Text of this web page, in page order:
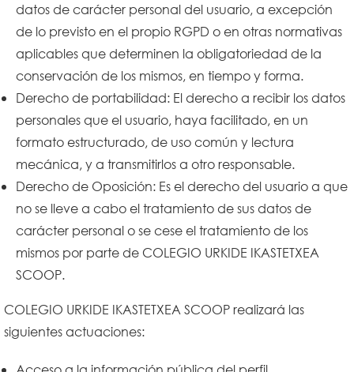
datos de carácter personal del usuario, a excepción
de lo previsto en el propio RGPD o en otras normativas
aplicables que determinen la obligatoriedad de la
conservación de los mismos, en tiempo y forma.
Derecho de portabilidad: El derecho a recibir los datos
personales que el usuario, haya facilitado, en un
formato estructurado, de uso común y lectura
mecánica, y a transmitirlos a otro responsable.
Derecho de Oposición: Es el derecho del usuario a que
no se lleve a cabo el tratamiento de sus datos de
carácter personal o se cese el tratamiento de los
mismos por parte de COLEGIO URKIDE IKASTETXEA
SCOOP.
COLEGIO URKIDE IKASTETXEA SCOOP realizará las
siguientes actuaciones: